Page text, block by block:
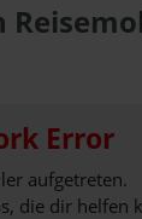
Error
aufgetreten.
die dir helfen